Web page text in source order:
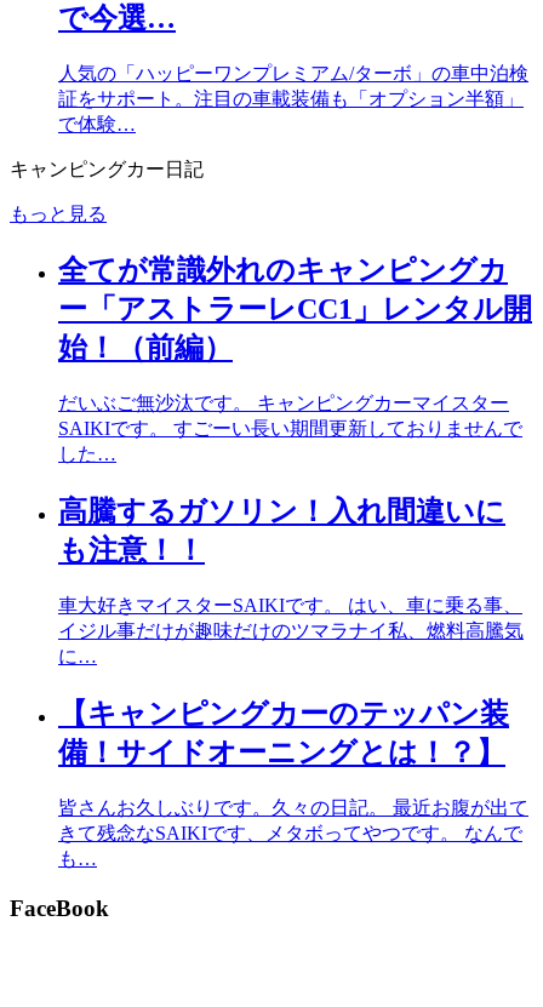
で今選…
人気の「ハッピーワンプレミアム/ターボ」の車中泊検
証をサポート。注目の車載装備も「オプション半額」
で体験…
キャンピングカー日記
もっと見る
全てが常識外れのキャンピングカ
ー「アストラーレCC1」レンタル開
始！（前編）
だいぶご無沙汰です。 キャンピングカーマイスター
SAIKIです。 すごーい長い期間更新しておりませんで
した…
高騰するガソリン！入れ間違いに
も注意！！
車大好きマイスターSAIKIです。 はい、車に乗る事、
イジル事だけが趣味だけのツマラナイ私、燃料高騰気
に…
【キャンピングカーのテッパン装
備！サイドオーニングとは！？】
皆さんお久しぶりです。久々の日記。 最近お腹が出て
きて残念なSAIKIです、メタボってやつです。 なんで
も…
FaceBook